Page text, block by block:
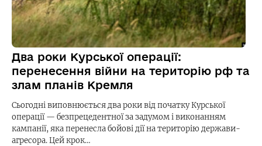
Два роки Курської операції:
перенесення війни на територію рф та
злам планів Кремля
Сьогодні виповнюється два роки від початку Курської
операції — безпрецедентної за задумом і виконанням
кампанії, яка перенесла бойові дії на територію держави-
агресора. Цей крок…